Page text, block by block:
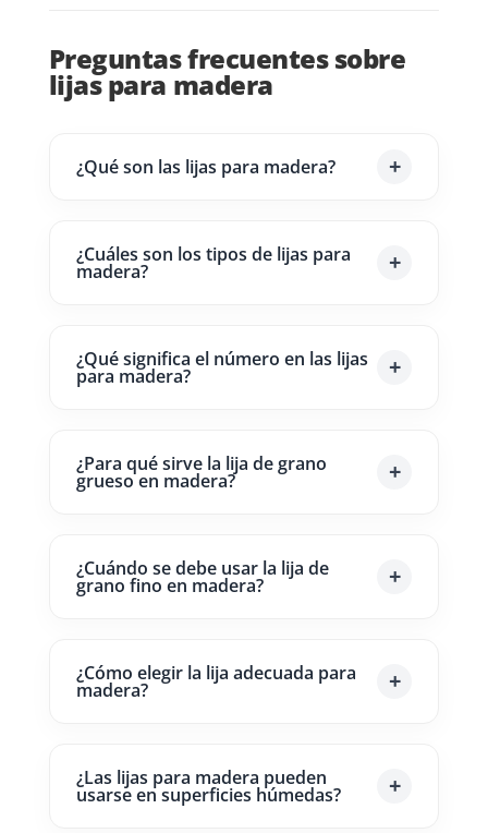
Preguntas frecuentes sobre
lijas para madera
¿Qué son las lijas para madera?
¿Cuáles son los tipos de lijas para
madera?
¿Qué significa el número en las lijas
para madera?
¿Para qué sirve la lija de grano
grueso en madera?
¿Cuándo se debe usar la lija de
grano fino en madera?
¿Cómo elegir la lija adecuada para
madera?
¿Las lijas para madera pueden
usarse en superficies húmedas?